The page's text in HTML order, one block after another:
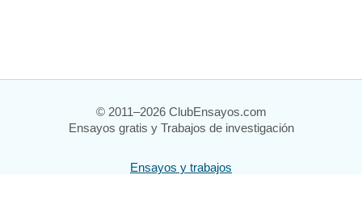
© 2011–2026 ClubEnsayos.com
Ensayos gratis y Trabajos de investigación
Ensayos y trabajos